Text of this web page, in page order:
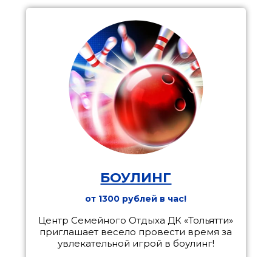
БОУЛИНГ
от 1300 рублей в час!
Центр Семейного Отдыха ДК «Тольятти»
приглашает весело провести время за
увлекательной игрой в боулинг!